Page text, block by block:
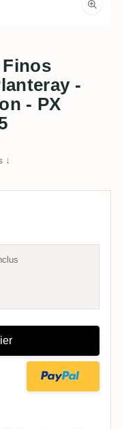
-
- PX
↓